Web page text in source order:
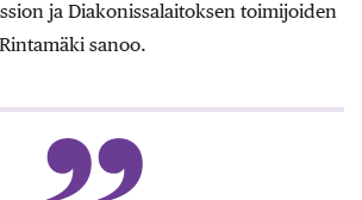
ja Diakonissalaitoksen toimijoiden
sanoo.